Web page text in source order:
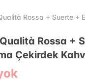
Rossa + Suerte +
Qualità Rossa +
Çekirdek